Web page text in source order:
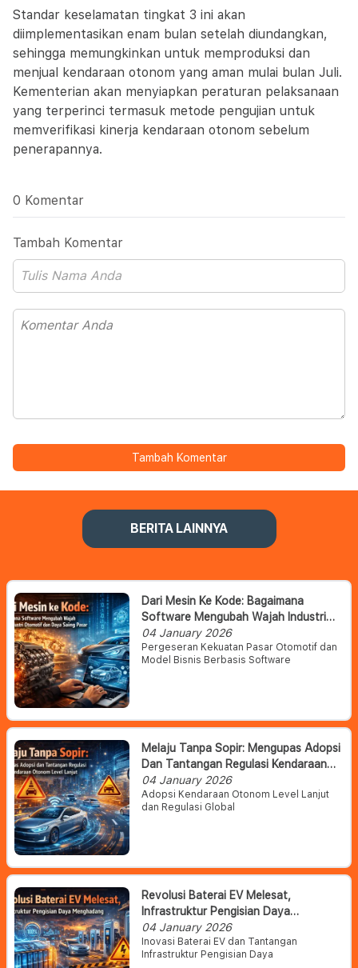
Standar keselamatan tingkat 3 ini akan
diimplementasikan enam bulan setelah diundangkan,
sehingga memungkinkan untuk memproduksi dan
menjual kendaraan otonom yang aman mulai bulan Juli.
Kementerian akan menyiapkan peraturan pelaksanaan
yang terperinci termasuk metode pengujian untuk
memverifikasi kinerja kendaraan otonom sebelum
penerapannya.
0 Komentar
Tambah Komentar
Tambah Komentar
BERITA LAINNYA
Dari Mesin Ke Kode: Bagaimana
Software Mengubah Wajah Industri
Otomotif Dan Daya Saing Pasar
04 January 2026
Pergeseran Kekuatan Pasar Otomotif dan
Model Bisnis Berbasis Software
Melaju Tanpa Sopir: Mengupas Adopsi
Dan Tantangan Regulasi Kendaraan
Otonom Level Lanjut
04 January 2026
Adopsi Kendaraan Otonom Level Lanjut
dan Regulasi Global
Revolusi Baterai EV Melesat,
Infrastruktur Pengisian Daya
Menghadang
04 January 2026
Inovasi Baterai EV dan Tantangan
Infrastruktur Pengisian Daya